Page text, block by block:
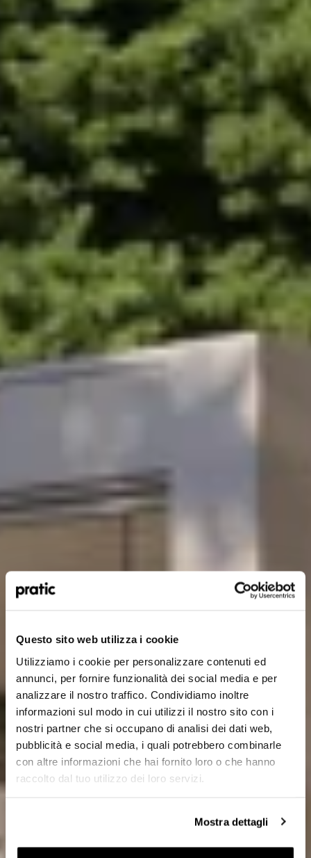
Questo sito web utilizza i cookie
Utilizziamo i cookie per personalizzare contenuti ed
annunci, per fornire funzionalità dei social media e per
analizzare il nostro traffico. Condividiamo inoltre
informazioni sul modo in cui utilizzi il nostro sito con i
nostri partner che si occupano di analisi dei dati web,
pubblicità e social media, i quali potrebbero combinarle
con altre informazioni che hai fornito loro o che hanno
raccolto dal tuo utilizzo dei loro servizi.
Mostra dettagli
HoReCa
Proyectista/Arquitecto
Privado
Distribuidor